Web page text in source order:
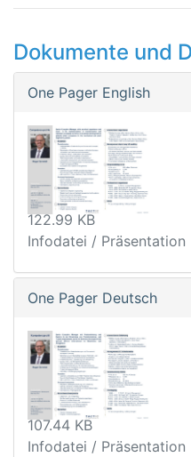
Dokumente und
One Pager English
122.99 KB
Infodatei / Präsentation
One Pager Deutsch
107.44 KB
Infodatei / Präsentation